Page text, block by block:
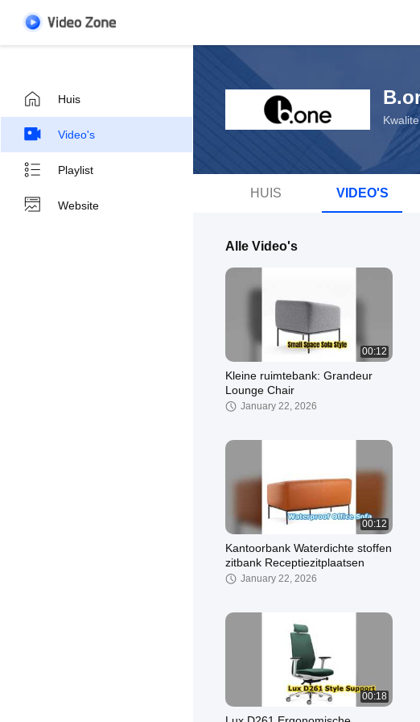
Huis
Video's
Playlist
Website
HUIS VIDEO'S
Alle Video's
00:12
Kleine ruimtebank: Grandeur
Lounge Chair
January 22, 2026
00:12
Kantoorbank Waterdichte stoffen
zitbank Receptiezitplaatsen
January 22, 2026
00:18